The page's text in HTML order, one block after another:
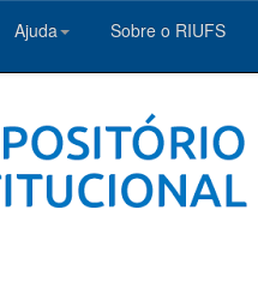
Ajuda Sobre o RIUFS